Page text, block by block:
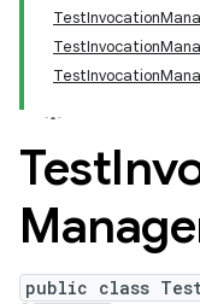
Test
public class